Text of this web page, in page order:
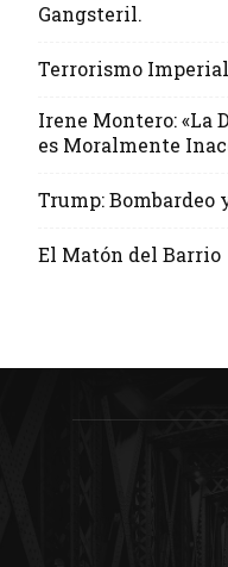
Gangsteril.
Terrorismo
Irene Montero: «La
es Moralmente
Trump: Bombardeo
El Matón del Barrio